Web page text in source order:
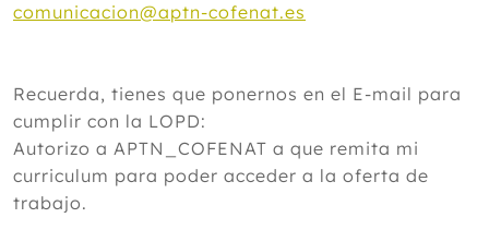
comunicacion@aptn-cofenat.es
Recuerda, tienes que ponernos en el E-mail para
cumplir con la LOPD:
Autorizo a APTN_COFENAT a que remita mi
curriculum para poder acceder a la oferta de
trabajo.